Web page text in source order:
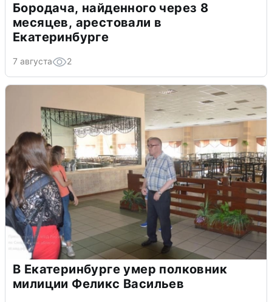
Бородача, найденного через 8
месяцев, арестовали в
Екатеринбурге
7 августа 2
В Екатеринбурге умер полковник
милиции Феликс Васильев